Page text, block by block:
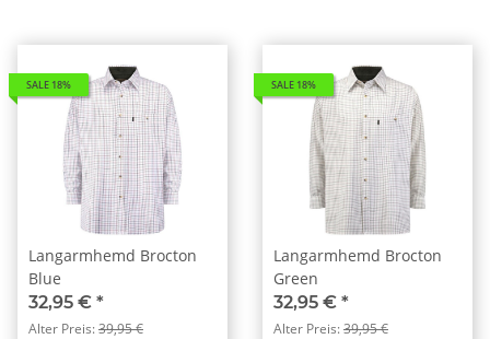
SALE 18%
Langarmhemd Brocton
Blue
32,95 € *
Alter Preis:39,95 €
SALE 18%
Langarmhemd Brocton
Green
32,95 € *
Alter Preis:39,95 €